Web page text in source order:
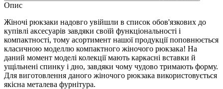
Опис
Жіночі рюкзаки надовго увійшли в список обов'язкових до
купівлі аксесуарів завдяки своїй функціональності і
компактності, тому асортимент нашої продукції поповнюється
класичною моделлю компактного жіночого рюкзака! На
даний момент моделі колекції мають каркасні вставки й
ущільнені спинку і дно, завдяки чому чудово тримають форму.
Для виготовлення даного жіночого рюкзака використовується
якісна металева фурнітура.